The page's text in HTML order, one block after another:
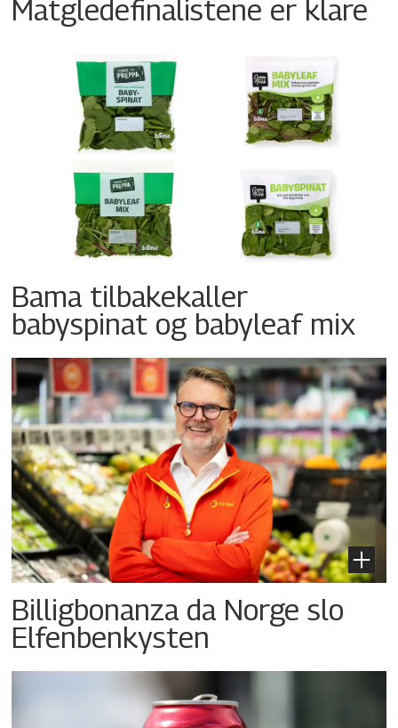
Matgledefinalistene er klare
Bama tilbakekaller
babyspinat og babyleaf mix
Billigbonanza da Norge slo
Elfenbenkysten